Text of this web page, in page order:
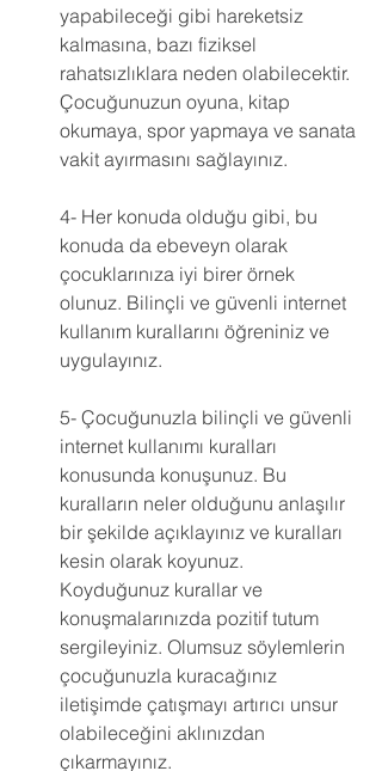
yapabileceği gibi hareketsiz
kalmasına, bazı fiziksel
rahatsızlıklara neden olabilecektir.
Çocuğunuzun oyuna, kitap
okumaya, spor yapmaya ve sanata
vakit ayırmasını sağlayınız.
4- Her konuda olduğu gibi, bu
konuda da ebeveyn olarak
çocuklarınıza iyi birer örnek
olunuz. Bilinçli ve güvenli internet
kullanım kurallarını öğreniniz ve
uygulayınız.
5- Çocuğunuzla bilinçli ve güvenli
internet kullanımı kuralları
konusunda konuşunuz. Bu
kuralların neler olduğunu anlaşılır
bir şekilde açıklayınız ve kuralları
kesin olarak koyunuz.
Koyduğunuz kurallar ve
konuşmalarınızda pozitif tutum
sergileyiniz. Olumsuz söylemlerin
çocuğunuzla kuracağınız
iletişimde çatışmayı artırıcı unsur
olabileceğini aklınızdan
çıkarmayınız.